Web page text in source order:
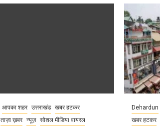
आपका शहर उत्तराखंड
खबर हटकर
ताज़ा ख़बर न्यूज़ सोशल मीडिया वायरल
Dehardun
खबर हटकर